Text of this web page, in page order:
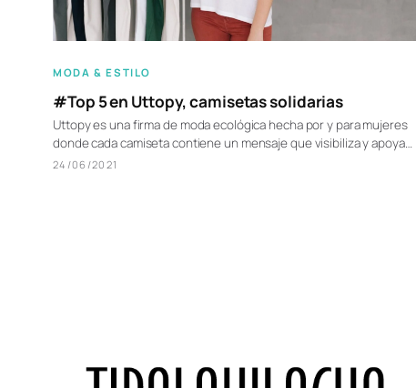
MODA & ESTILO
#Top 5 en Uttopy, camisetas solidarias
Uttopy es una firma de moda ecológica hecha por y para mujeres
donde cada camiseta contiene un mensaje que visibiliza y apoya…
24/06/2021